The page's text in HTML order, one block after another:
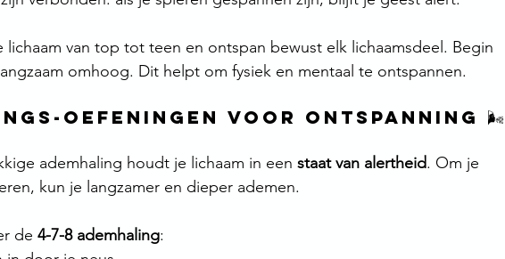
lichaam van top tot teen en ontspan bewust elk lichaamsdeel. Begin
omhoog. Dit helpt om fysiek en mentaal te ontspannen.
oefeningen voor Ontspanning 🌬️
ademhaling houdt je lichaam in een staat van alertheid. Om je
kun je langzamer en dieper ademen.
de 4-7-8 ademhaling: